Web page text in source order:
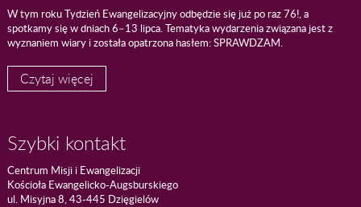
W tym roku Tydzień Ewangelizacyjny odbędzie się już po raz 76!, a
spotkamy się w dniach 6–13 lipca. Tematyka wydarzenia związana jest z
wyznaniem wiary i została opatrzona hasłem: SPRAWDZAM.
Czytaj więcej
Szybki kontakt
Centrum Misji i Ewangelizacji
Kościoła Ewangelicko-Augsburskiego
ul. Misyjna 8, 43-445 Dzięgielów